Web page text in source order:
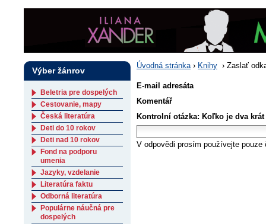
Úvodná stránka› Knihy › Zaslať
E-mail adresáta
Komentář
Kontrolní otázka: Koľko je dva krát
V odpovědi prosím používejte pouze
Výber žánrov
Beletria pre dospelých
Cestovanie, mapy
Česká literatúra
Deti do 10 rokov
Deti nad 10 rokov
Fond na podporu
umenia
Jazyky, vzdelanie
Literatúra faktu
Odborná literatúra
Populárne náučná pre
dospelých